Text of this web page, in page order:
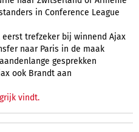
in Conference League
eerst trefzeker bij winnend Ajax
naar Paris in de maak
gesprekken
ook Brandt aan
vindt.